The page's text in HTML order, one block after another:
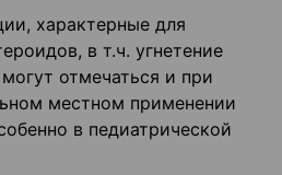
характерные для
в т.ч. угнетение
отмечаться и при
местном применении
в педиатрической